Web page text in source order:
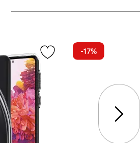
Markera samsung
-17%